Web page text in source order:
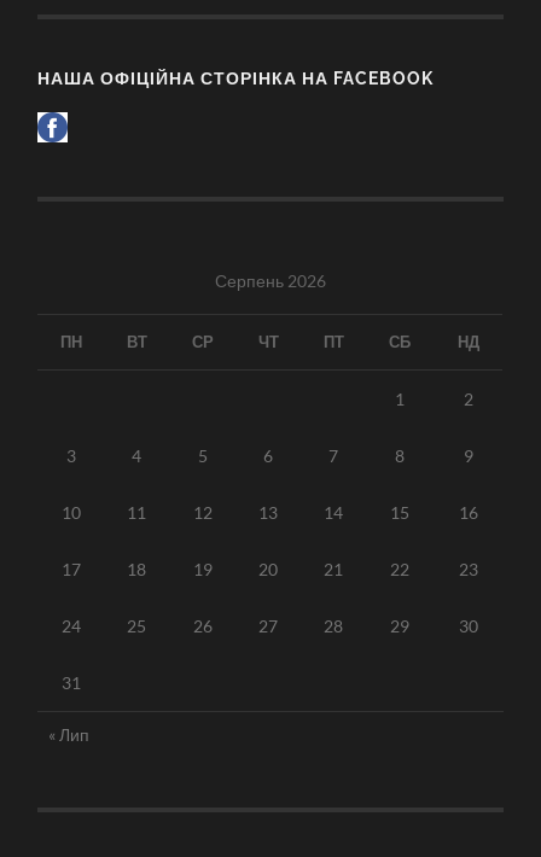
НАША ОФІЦІЙНА СТОРІНКА НА FACEBOOK
Серпень 2026
ПН ВТ СР ЧТ ПТ СБ НД
1 2
3 4 5 6 7 8 9
10 11 12 13 14 15 16
17 18 19 20 21 22 23
24 25 26 27 28 29 30
31
« Лип